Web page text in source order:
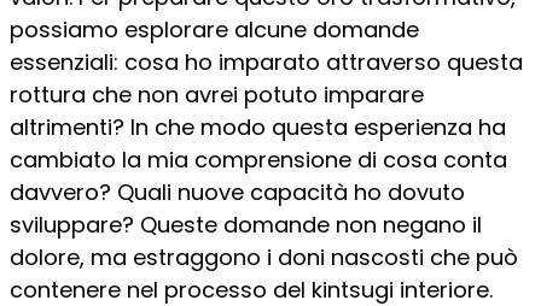
possiamo esplorare alcune domande
essenziali: cosa ho imparato attraverso questa
rottura che non avrei potuto imparare
altrimenti? In che modo questa esperienza ha
cambiato la mia comprensione di cosa conta
davvero? Quali nuove capacità ho dovuto
sviluppare? Queste domande non negano il
dolore, ma estraggono i doni nascosti che può
contenere nel processo del kintsugi interiore.